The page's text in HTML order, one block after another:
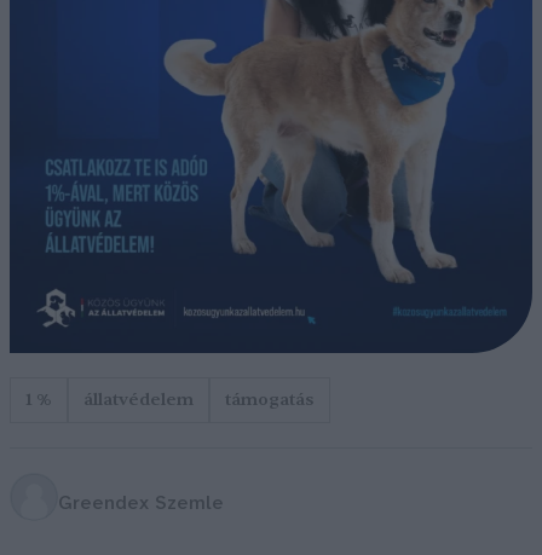
1 % állatvédelem támogatás
Greendex Szemle